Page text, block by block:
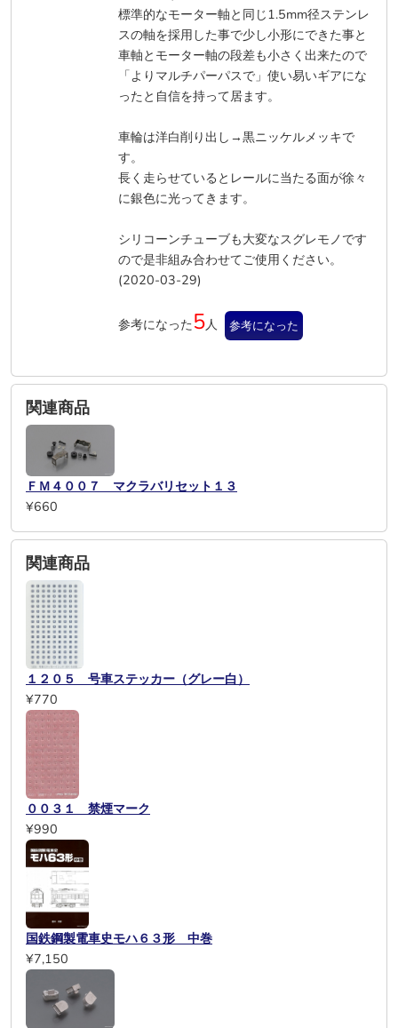
標準的なモーター軸と同じ1.5mm径ステンレ
スの軸を採用した事で少し小形にできた事と
車軸とモーター軸の段差も小さく出来たので
「よりマルチパーパスで」使い易いギアにな
ったと自信を持って居ます。
車輪は洋白削り出し→黒ニッケルメッキで
す。
長く走らせているとレールに当たる面が徐々
に銀色に光ってきます。
シリコーンチューブも大変なスグレモノです
ので是非組み合わせてご使用ください。
(2020-03-29)
参考になった 5人 参考になった
関連商品
ＦＭ４００７ マクラバリセット１３
¥660
関連商品
１２０５ 号車ステッカー（グレー白）
¥770
００３１ 禁煙マーク
¥990
国鉄鋼製電車史モハ６３形 中巻
¥7,150